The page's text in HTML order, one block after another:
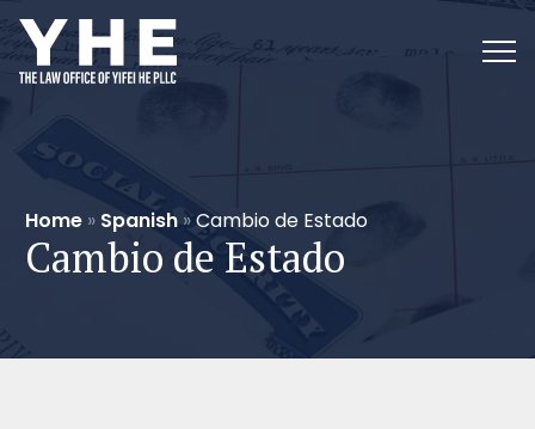
Home » Spanish»Cambio de Estado
Cambio de Estado